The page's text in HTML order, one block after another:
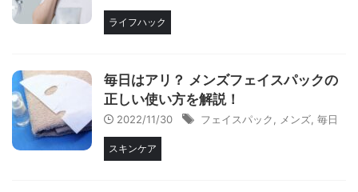
ライフハック
毎日はアリ？ メンズフェイスパックの
正しい使い方を解説！
2022/11/30 フェイスパック メンズ 毎日
スキンケア